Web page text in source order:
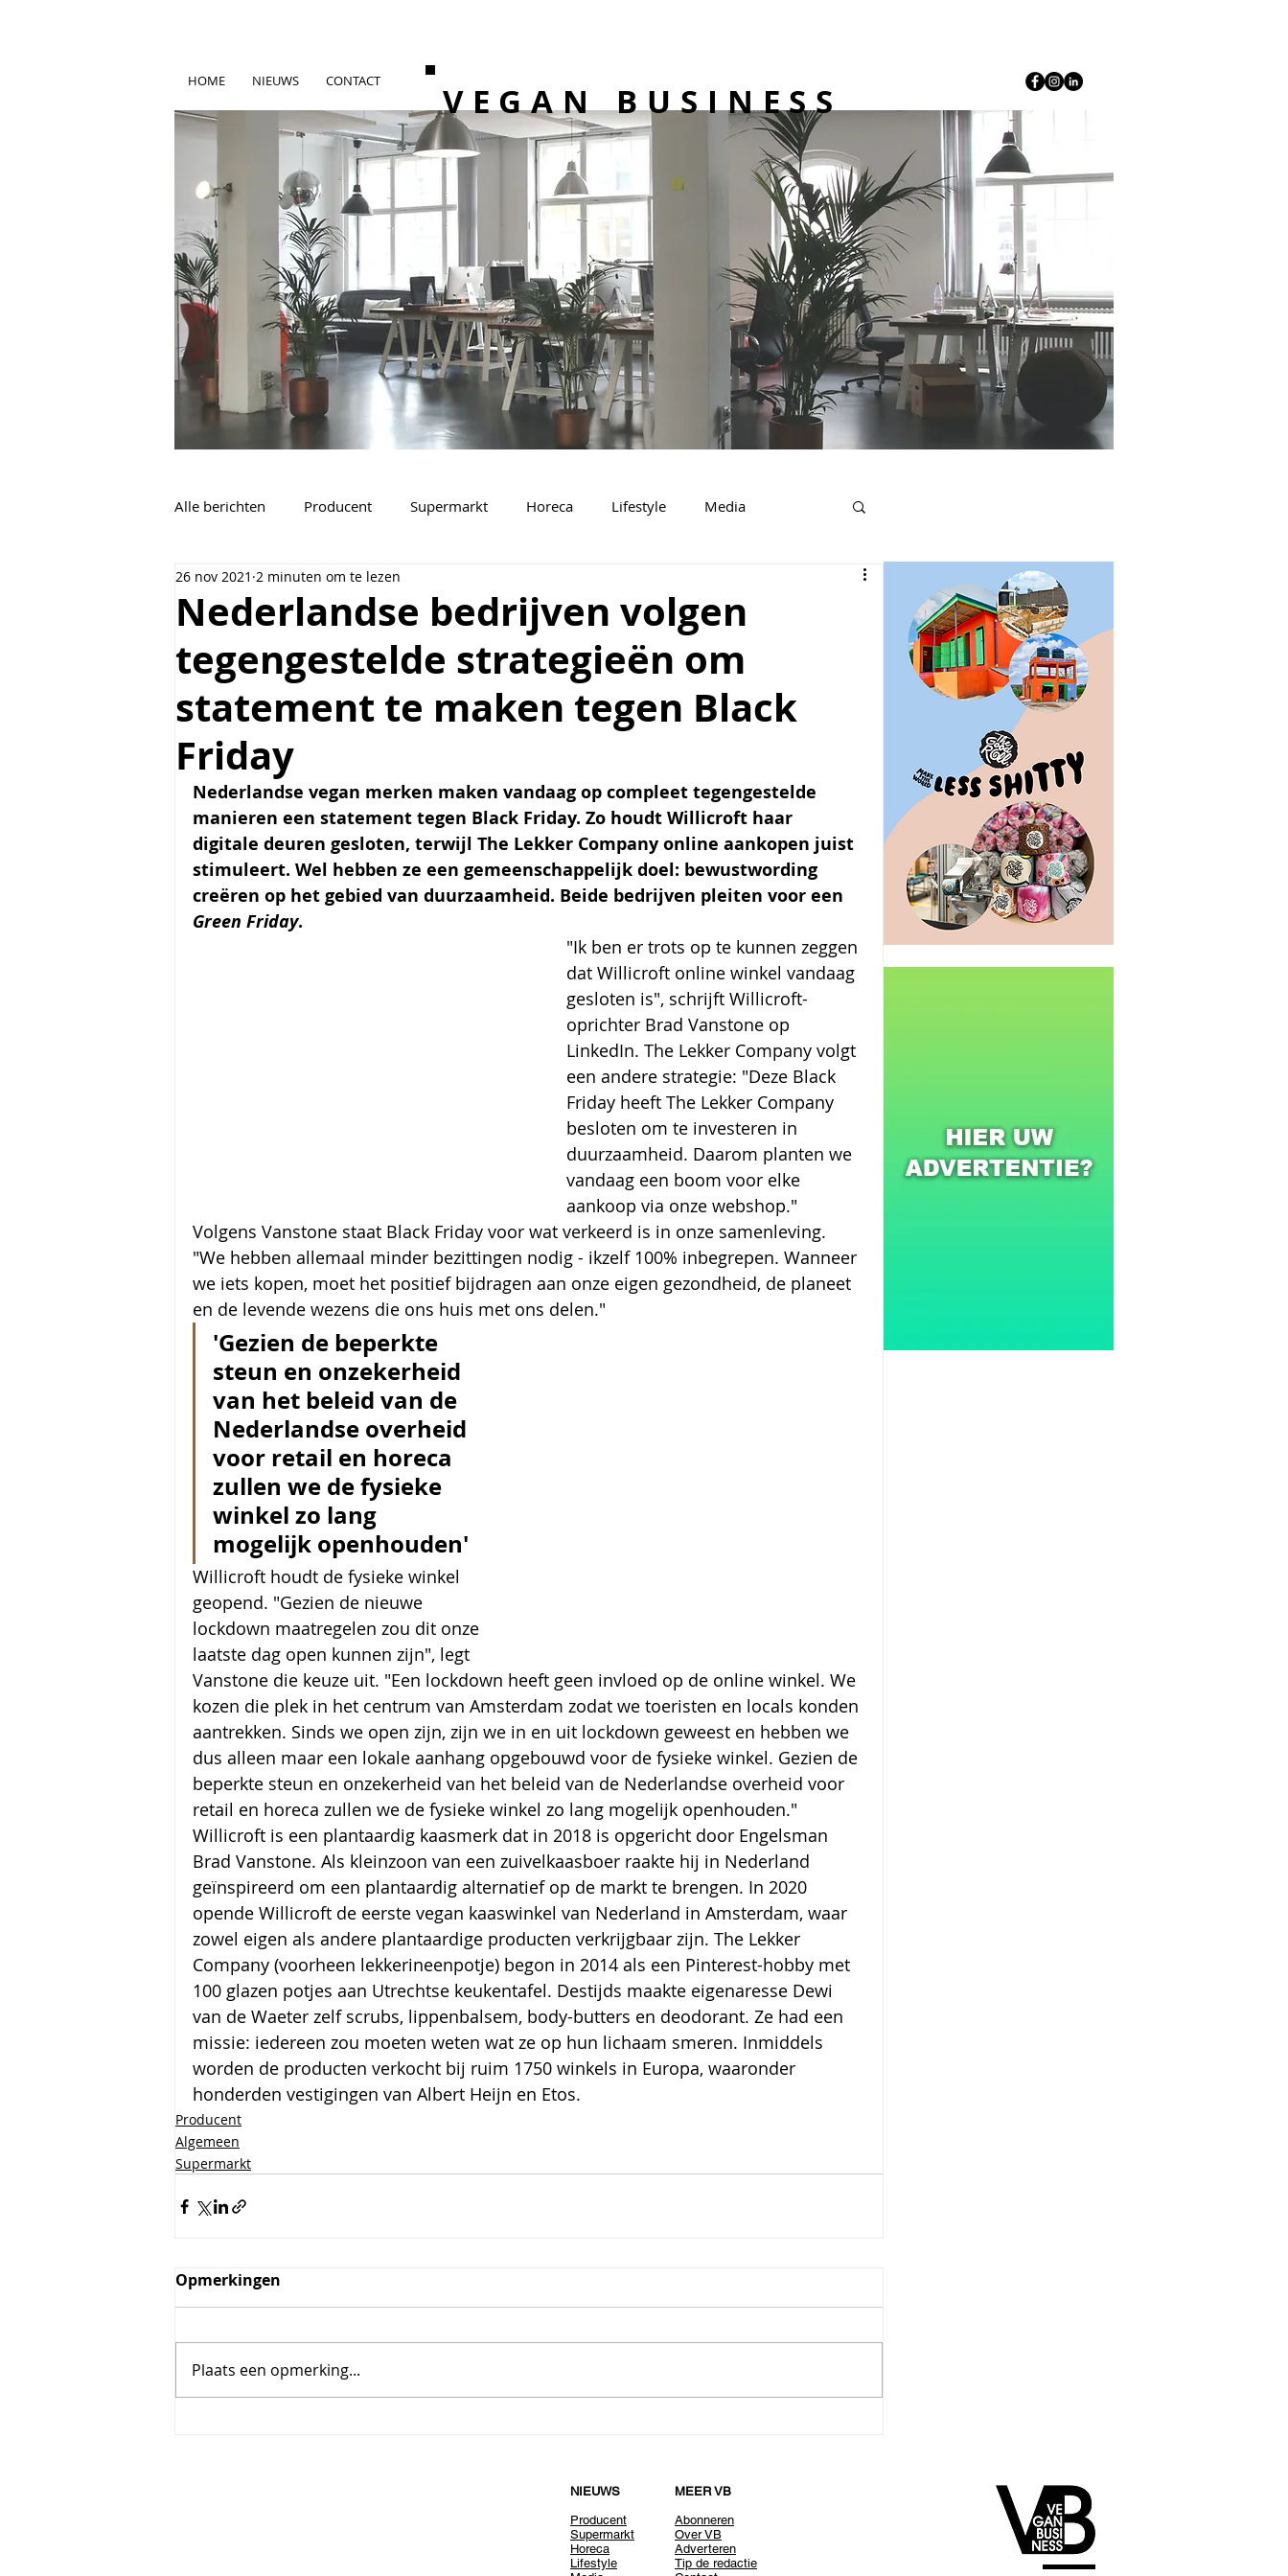
HOME NIEUWS CONTACT VEGAN BUSINESS
Alle berichten Producent Supermarkt Horeca Lifestyle Media
Vacatures Algemeen
Nederlandse bedrijven volgen
tegengestelde strategieën om
statement te maken tegen Black
Friday
26 nov 2021 2 minuten om te lezen
Nederlandse vegan merken maken vandaag op compleet tegengestelde
manieren een statement tegen Black Friday. Zo houdt Willicroft haar
digitale deuren gesloten, terwijl The Lekker Company online aankopen juist
stimuleert. Wel hebben ze een gemeenschappelijk doel: bewustwording
creëren op het gebied van duurzaamheid. Beide bedrijven pleiten voor een
Green Friday.
"Ik ben er trots op te kunnen zeggen
dat Willicroft online winkel vandaag
gesloten is", schrijft Willicroft-
oprichter Brad Vanstone op
LinkedIn. The Lekker Company volgt
een andere strategie: "Deze Black
Friday heeft The Lekker Company
besloten om te investeren in
duurzaamheid. Daarom planten we
vandaag een boom voor elke
aankoop via onze webshop."
Volgens Vanstone staat Black Friday voor wat verkeerd is in onze samenleving.
"We hebben allemaal minder bezittingen nodig - ikzelf 100% inbegrepen. Wanneer
we iets kopen, moet het positief bijdragen aan onze eigen gezondheid, de planeet
en de levende wezens die ons huis met ons delen."
'Gezien de beperkte
steun en onzekerheid
van het beleid van de
Nederlandse overheid
voor retail en horeca
zullen we de fysieke
winkel zo lang
mogelijk openhouden'
Willicroft houdt de fysieke winkel
geopend. "Gezien de nieuwe
lockdown maatregelen zou dit onze
laatste dag open kunnen zijn", legt
Vanstone die keuze uit. "Een lockdown heeft geen invloed op de online winkel. We
kozen die plek in het centrum van Amsterdam zodat we toeristen en locals konden
aantrekken. Sinds we open zijn, zijn we in en uit lockdown geweest en hebben we
dus alleen maar een lokale aanhang opgebouwd voor de fysieke winkel. Gezien de
beperkte steun en onzekerheid van het beleid van de Nederlandse overheid voor
retail en horeca zullen we de fysieke winkel zo lang mogelijk openhouden."
Willicroft is een plantaardig kaasmerk dat in 2018 is opgericht door Engelsman
Brad Vanstone. Als kleinzoon van een zuivelkaasboer raakte hij in Nederland
geïnspireerd om een plantaardig alternatief op de markt te brengen. In 2020
opende Willicroft de eerste vegan kaaswinkel van Nederland in Amsterdam, waar
zowel eigen als andere plantaardige producten verkrijgbaar zijn. The Lekker
Company (voorheen lekkerineenpotje) begon in 2014 als een Pinterest-hobby met
100 glazen potjes aan Utrechtse keukentafel. Destijds maakte eigenaresse Dewi
van de Waeter zelf scrubs, lippenbalsem, body-butters en deodorant. Ze had een
missie: iedereen zou moeten weten wat ze op hun lichaam smeren. Inmiddels
worden de producten verkocht bij ruim 1750 winkels in Europa, waaronder
honderden vestigingen van Albert Heijn en Etos.
Producent
Algemeen
Supermarkt
Opmerkingen
Plaats een opmerking...
NIEUWS
Producent
Supermarkt
Horeca
Lifestyle
MEER VB
Abonneren
Over VB
Adverteren
Tip de redactie